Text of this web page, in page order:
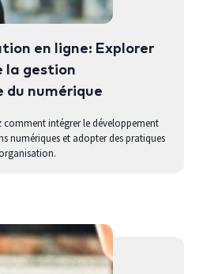
en ligne: Explorer
la gestion
du numérique
comment intégrer le développement
numériques et adopter des pratiques